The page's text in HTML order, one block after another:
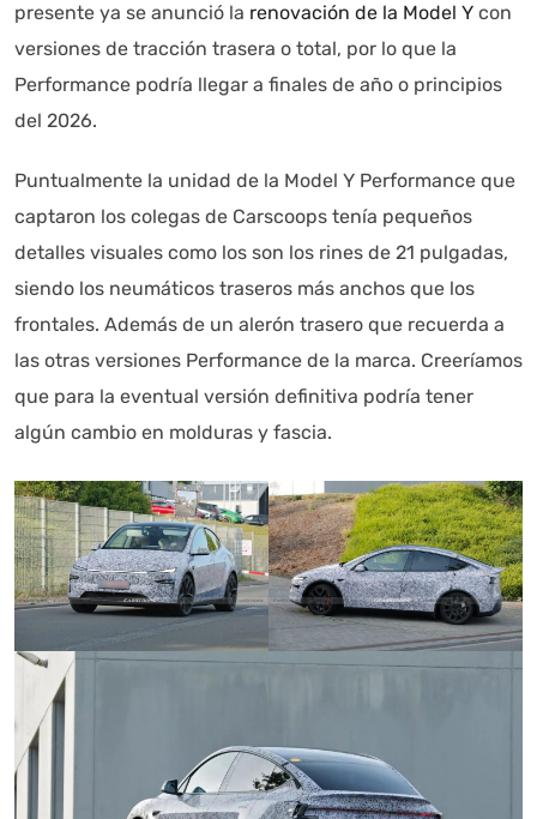
presente ya se anunció la renovación de la Model Y con
versiones de tracción trasera o total, por lo que la
Performance podría llegar a finales de año o principios
del 2026.
Puntualmente la unidad de la Model Y Performance que
captaron los colegas de Carscoops tenía pequeños
detalles visuales como los son los rines de 21 pulgadas,
siendo los neumáticos traseros más anchos que los
frontales. Además de un alerón trasero que recuerda a
las otras versiones Performance de la marca. Creeríamos
que para la eventual versión definitiva podría tener
algún cambio en molduras y fascia.